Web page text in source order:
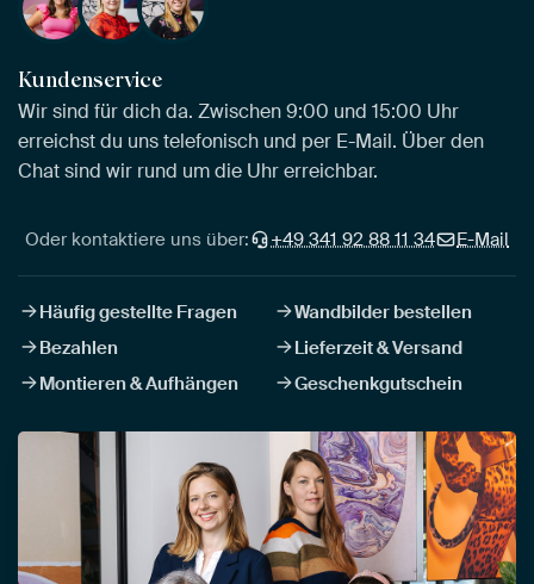
Kundenservice
Wir sind für dich da. Zwischen 9:00 und 15:00 Uhr
erreichst du uns telefonisch und per E-Mail. Über den
Chat sind wir rund um die Uhr erreichbar.
Oder kontaktiere uns über: +49 341 92 88 11 34 E-Mail
Häufig gestellte Fragen
Wandbilder bestellen
Bezahlen
Lieferzeit & Versand
Montieren & Aufhängen
Geschenkgutschein